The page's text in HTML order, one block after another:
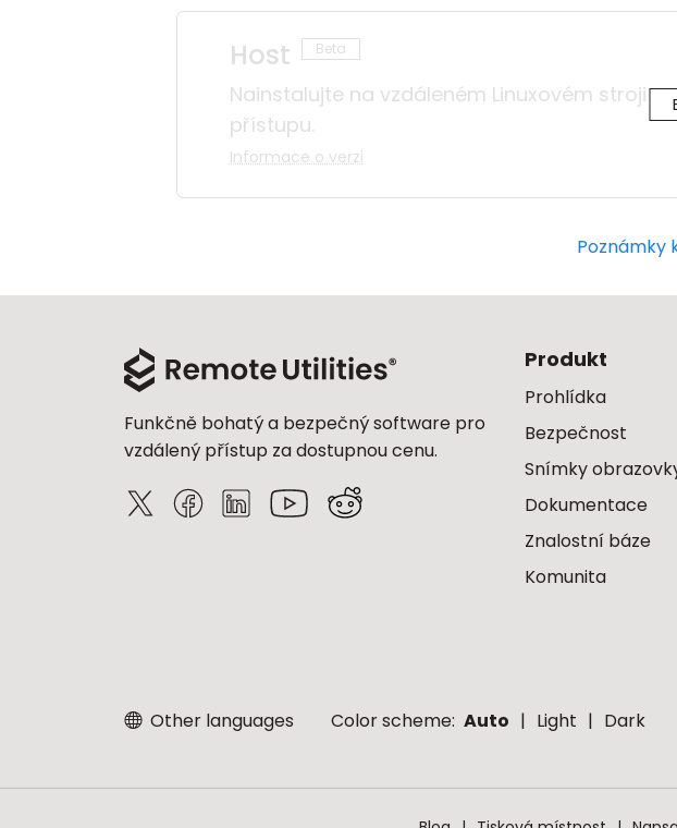
Host
Nainstalujte na vzdáleném Linuxovém stroji
přístupu.
Informace o verzi
Poznámky
Funkčně bohatý a bezpečný software pro
vzdálený přístup za dostupnou cenu.
Produkt
Prohlídka
Bezpečnost
Snímky
Dokumentace
Znalostní báze
Komunita
Other languages Color scheme: Auto Light Dark